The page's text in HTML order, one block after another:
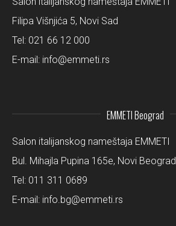
Filipa Višnjića 5, Novi Sad
Tel: 021 66 12 000
E-mail: info@emmeti.rs
EMMETI Beograd
Salon italijanskog nameštaja EMMETI
Bul. Mihajla Pupina 165e, Novi Beograd
Tel: 011 311 0689
E-mail: info.bg@emmeti.rs